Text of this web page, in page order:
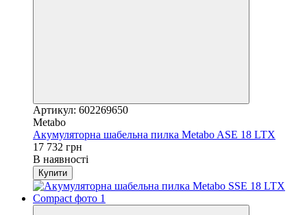
Артикул: 602269650
Metabo
Акумуляторна шабельна пилка Metabo ASE 18 LTX
17 732 грн
В наявності
Купити